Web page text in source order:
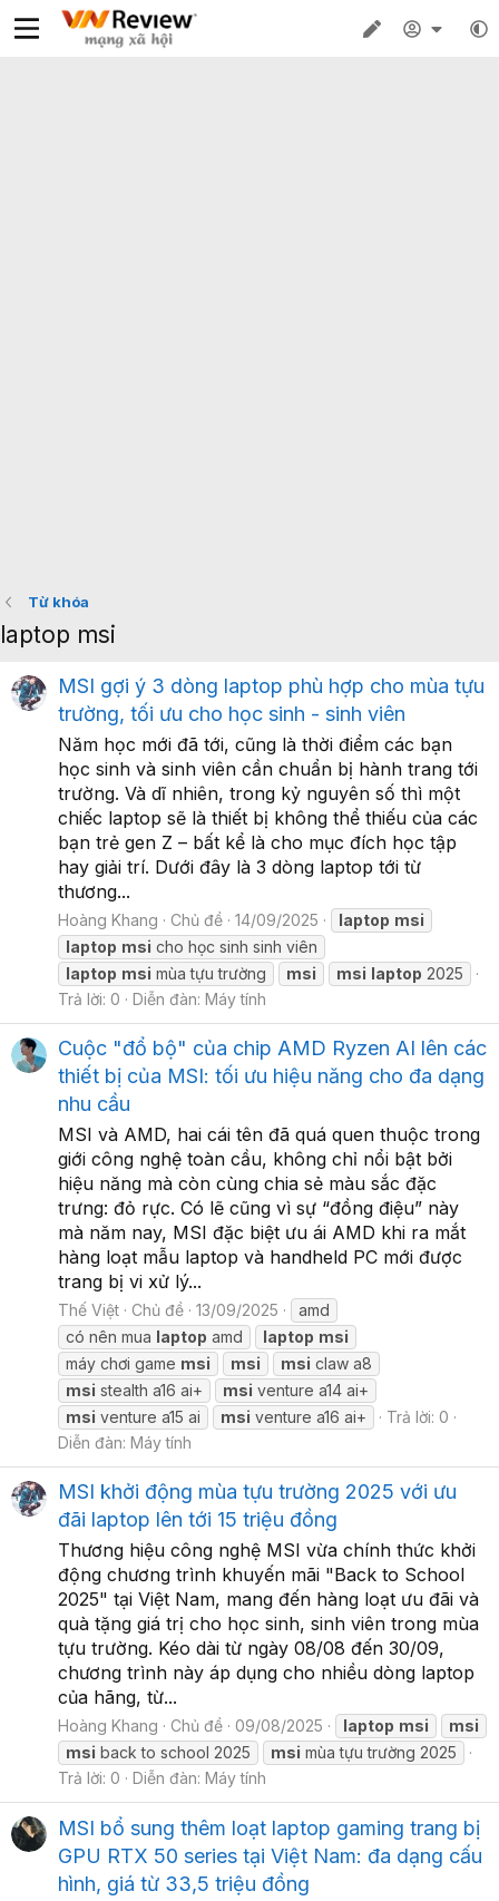
Từ khóa
laptop msi
MSI gợi ý 3 dòng laptop phù hợp cho mùa tựu
trường, tối ưu cho học sinh - sinh viên
Năm học mới đã tới, cũng là thời điểm các bạn
học sinh và sinh viên cần chuẩn bị hành trang tới
trường. Và dĩ nhiên, trong kỷ nguyên số thì một
chiếc laptop sẽ là thiết bị không thể thiếu của các
bạn trẻ gen Z – bất kể là cho mục đích học tập
hay giải trí. Dưới đây là 3 dòng laptop tới từ
thương...
Hoàng Khang Chủ đề 14/09/2025 laptop msi
laptop msi cho học sinh sinh viên
laptop msi mùa tựu trường msi msi laptop 2025
Trả lời: 0
Diễn đàn: Máy tính
Cuộc "đổ bộ" của chip AMD Ryzen AI lên các
thiết bị của MSI: tối ưu hiệu năng cho đa dạng
nhu cầu
MSI và AMD, hai cái tên đã quá quen thuộc trong
giới công nghệ toàn cầu, không chỉ nổi bật bởi
hiệu năng mà còn cùng chia sẻ màu sắc đặc
trưng: đỏ rực. Có lẽ cũng vì sự “đồng điệu” này
mà năm nay, MSI đặc biệt ưu ái AMD khi ra mắt
hàng loạt mẫu laptop và handheld PC mới được
trang bị vi xử lý...
Thế Việt Chủ đề 13/09/2025
amd
có nên mua laptop amd laptop msi
máy chơi game msi msi msi claw a8
msi stealth a16 ai+ msi venture a14 ai+
msi venture a15 ai msi venture a16 ai+
Trả lời: 0
Diễn đàn: Máy tính
MSI khởi động mùa tựu trường 2025 với ưu
đãi laptop lên tới 15 triệu đồng
Thương hiệu công nghệ MSI vừa chính thức khởi
động chương trình khuyến mãi "Back to School
2025" tại Việt Nam, mang đến hàng loạt ưu đãi và
quà tặng giá trị cho học sinh, sinh viên trong mùa
tựu trường. Kéo dài từ ngày 08/08 đến 30/09,
chương trình này áp dụng cho nhiều dòng laptop
của hãng, từ...
Hoàng Khang Chủ đề 09/08/2025 laptop msi
msi
msi back to school 2025 msi mùa tựu trường 2025
Trả lời: 0
Diễn đàn: Máy tính
MSI bổ sung thêm loạt laptop gaming trang bị
GPU RTX 50 series tại Việt Nam: đa dạng cấu
hình, giá từ 33,5 triệu đồng